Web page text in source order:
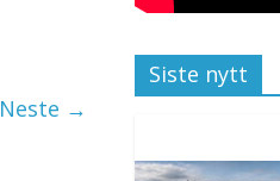
Neste →
Siste nytt